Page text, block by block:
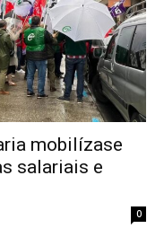
mobilízase
salariais e
0